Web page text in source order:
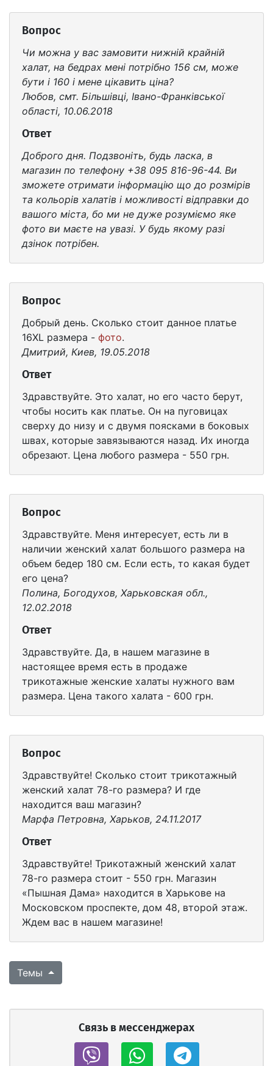
Вопрос
Чи можна у вас замовити нижній крайній
халат, на бедрах мені потрібно 156 см, може
бути і 160 і мене цікавить ціна?
Любов, смт. Більшівці, Івано-Франківської
області, 10.06.2018
Ответ
Доброго дня. Подзвоніть, будь ласка, в
магазин по телефону +38 095 816-96-44. Ви
зможете отримати інформацію що до розмірів
та кольорів халатів і можливості відправки до
вашого міста, бо ми не дуже розуміємо яке
фото ви маєте на увазі. У будь якому разі
дзінок потрібен.
Вопрос
Добрый день. Сколько стоит данное платье
16XL размера - фото.
Дмитрий, Киев, 19.05.2018
Ответ
Здравствуйте. Это халат, но его часто берут,
чтобы носить как платье. Он на пуговицах
сверху до низу и с двумя поясками в боковых
швах, которые завязываются назад. Их иногда
обрезают. Цена любого размера - 550 грн.
Вопрос
Здравствуйте. Меня интересует, есть ли в
наличии женский халат большого размера на
объем бедер 180 см. Если есть, то какая будет
его цена?
Полина, Богодухов, Харьковская обл.,
12.02.2018
Ответ
Здравствуйте. Да, в нашем магазине в
настоящее время есть в продаже
трикотажные женские халаты нужного вам
размера. Цена такого халата - 600 грн.
Вопрос
Здравствуйте! Сколько стоит трикотажный
женский халат 78-го размера? И где
находится ваш магазин?
Марфа Петровна, Харьков, 24.11.2017
Ответ
Здравствуйте! Трикотажный женский халат
78-го размера стоит - 550 грн. Магазин
«Пышная Дама» находится в Харькове на
Московском проспекте, дом 48, второй этаж.
Ждем вас в нашем магазине!
Темы
Связь в мессенджерах